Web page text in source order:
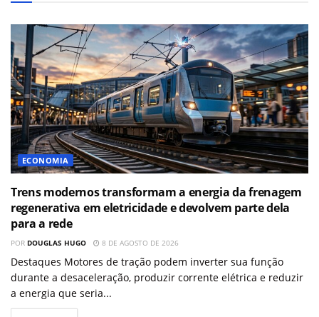
ECONOMIA
Trens modernos transformam a energia da frenagem
regenerativa em eletricidade e devolvem parte dela
para a rede
POR DOUGLAS HUGO 8 DE AGOSTO DE 2026
Destaques Motores de tração podem inverter sua função
durante a desaceleração, produzir corrente elétrica e reduzir
a energia que seria...